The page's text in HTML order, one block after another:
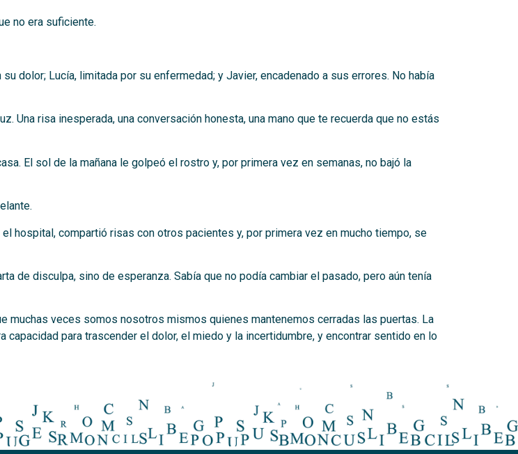
no era suficiente.
dolor; Lucía, limitada por su enfermedad; y Javier, encadenado a sus errores. No había
Una risa inesperada, una conversación honesta, una mano que te recuerda que no estás
El sol de la mañana le golpeó el rostro y, por primera vez en semanas, no bajó la
hospital, compartió risas con otros pacientes y, por primera vez en mucho tiempo, se
de disculpa, sino de esperanza. Sabía que no podía cambiar el pasado, pero aún tenía
veces somos nosotros mismos quienes mantenemos cerradas las puertas. La
para trascender el dolor, el miedo y la incertidumbre, y encontrar sentido en lo